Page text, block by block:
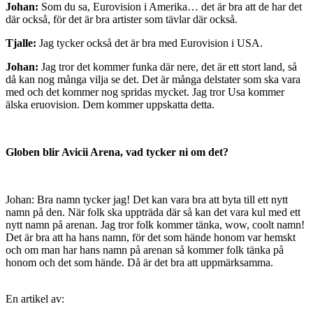
Johan: Som du sa, Eurovision i Amerika… det är bra att de har det
där också, för det är bra artister som tävlar där också.
Tjalle: Jag tycker också det är bra med Eurovision i USA.
Johan: Jag tror det kommer funka där nere, det är ett stort land, så
då kan nog många vilja se det. Det är många delstater som ska vara
med och det kommer nog spridas mycket. Jag tror Usa kommer
älska eruovision. Dem kommer uppskatta detta.
Globen blir Avicii Arena, vad tycker ni om det?
Johan: Bra namn tycker jag! Det kan vara bra att byta till ett nytt
namn på den. När folk ska uppträda där så kan det vara kul med ett
nytt namn på arenan. Jag tror folk kommer tänka, wow, coolt namn!
Det är bra att ha hans namn, för det som hände honom var hemskt
och om man har hans namn på arenan så kommer folk tänka på
honom och det som hände. Då är det bra att uppmärksamma.
En artikel av: